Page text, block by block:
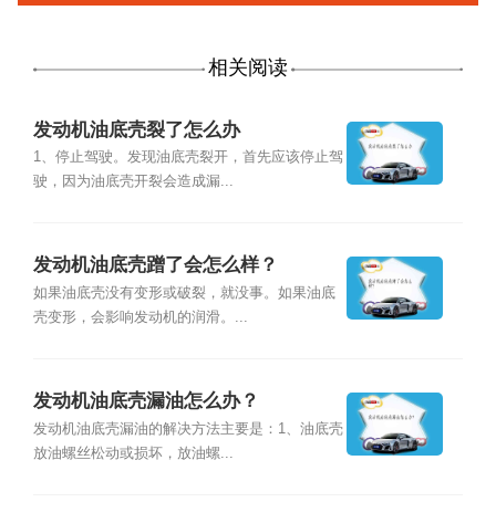
相关阅读
发动机油底壳裂了怎么办
1、停止驾驶。发现油底壳裂开，首先应该停止驾
驶，因为油底壳开裂会造成漏...
发动机油底壳蹭了会怎么样？
如果油底壳没有变形或破裂，就没事。如果油底
壳变形，会影响发动机的润滑。...
发动机油底壳漏油怎么办？
发动机油底壳漏油的解决方法主要是：1、油底壳
放油螺丝松动或损坏，放油螺...